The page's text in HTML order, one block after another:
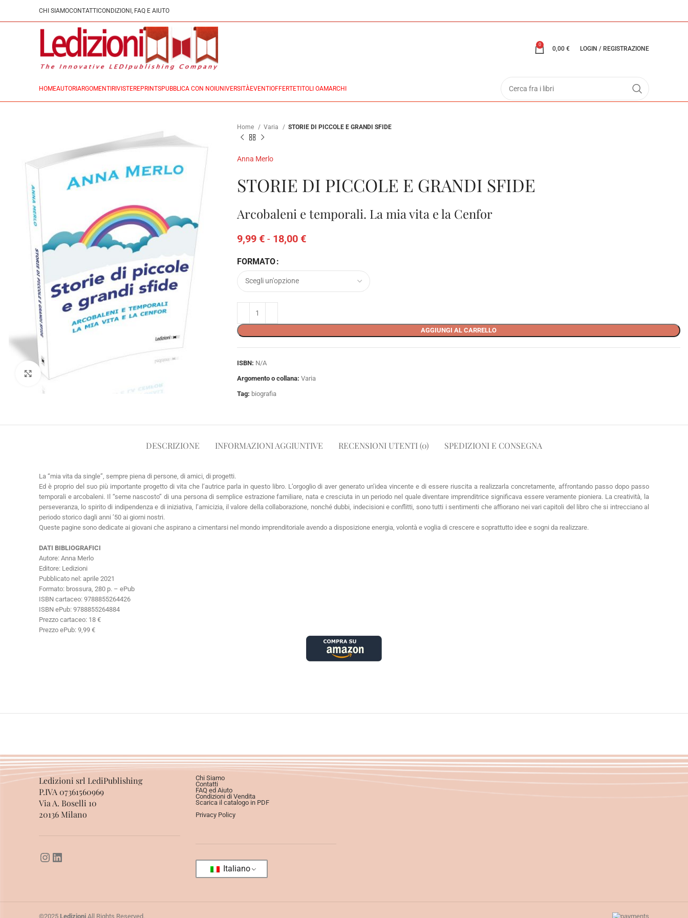
CHI SIAMOCONTATTI CONDIZIONI, FAQ E AIUTO
0
0,00 € LOGIN / REGISTRAZIONE
HOMEAUTORI ARGOMENTI RIVISTEREPRINTSPUBBLICA CON NOI UNIVERSITÀEVENTI OFFERTETITOLI OAMARCHI
Clicca per ampliare
Home Varia STORIE DI PICCOLE E GRANDI SFIDE
Anna Merlo
STORIE DI PICCOLE E GRANDI SFIDE
Arcobaleni e temporali. La mia vita e la Cenfor
9,99 € - 18,00 €
FORMATO
AGGIUNGI AL CARRELLO
ISBN: N/A
Argomento o collana: Varia
Tag: biografia
DESCRIZIONE INFORMAZIONI AGGIUNTIVE RECENSIONI UTENTI (0) SPEDIZIONI E CONSEGNA
La “mia vita da single”, sempre piena di persone, di amici, di progetti.
Ed è proprio del suo più importante progetto di vita che l’autrice parla in questo libro. L’orgoglio di aver generato un’idea vincente e di essere riuscita a realizzarla concretamente, affrontando passo dopo passo
temporali e arcobaleni. Il “seme nascosto” di una persona di semplice estrazione familiare, nata e cresciuta in un periodo nel quale diventare imprenditrice significava essere veramente pioniera. La creatività, la
perseveranza, lo spirito di indipendenza e di iniziativa, l’amicizia, il valore della collaborazione, nonché dubbi, indecisioni e conflitti, sono tutti i sentimenti che affiorano nei vari capitoli del libro che si intrecciano al
periodo storico dagli anni ’50 ai giorni nostri.
Queste pagine sono dedicate ai giovani che aspirano a cimentarsi nel mondo imprenditoriale avendo a disposizione energia, volontà e voglia di crescere e soprattutto idee e sogni da realizzare.
DATI BIBLIOGRAFICI
Autore: Anna Merlo
Editore: Ledizioni
Pubblicato nel: aprile 2021
Formato: brossura, 280 p. – ePub
ISBN cartaceo: 9788855264426
ISBN ePub: 9788855264884
Prezzo cartaceo: 18 €
Prezzo ePub: 9,99 €
Ledizioni srl LediPublishing
P.IVA 07361560969
Via A. Boselli 10
20136 Milano
Chi Siamo
Contatti
FAQ ed Aiuto
Condizioni di Vendita
Scarica il catalogo in PDF
Privacy Policy
Italiano
©2025 Ledizioni All Rights Reserved.